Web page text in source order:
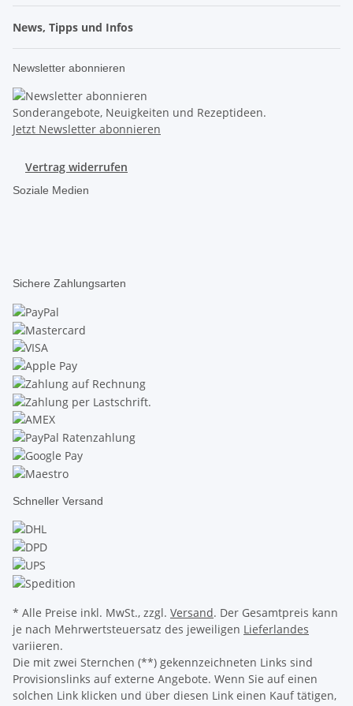
News, Tipps und Infos
Newsletter abonnieren
Sonderangebote, Neuigkeiten und Rezeptideen.
Jetzt Newsletter abonnieren
Vertrag widerrufen
Soziale Medien
Sichere Zahlungsarten
Schneller Versand
* Alle Preise inkl. MwSt., zzgl. Versand. Der Gesamtpreis kann
je nach Mehrwertsteuersatz des jeweiligen Lieferlandes
variieren.
Die mit zwei Sternchen (**) gekennzeichneten Links sind
Provisionslinks auf externe Angebote. Wenn Sie auf einen
solchen Link klicken und über diesen Link einen Kauf tätigen,